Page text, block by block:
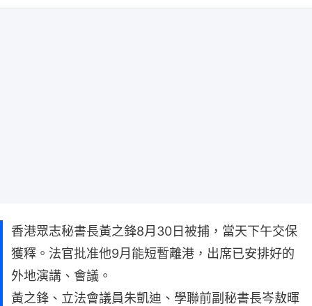
香港眾志秘書長黃之鋒8月30日被捕，當天下午交保
獲釋。法官批准他9月能短暫離港，出席已安排好的
外地演講、會議。
黃之鋒、立法會議員朱凱迪、學聯前副秘書長岑敖暉